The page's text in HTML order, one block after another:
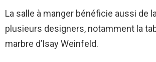
La salle à manger bénéficie aussi de
plusieurs designers, notamment la
marbre d’Isay Weinfeld.